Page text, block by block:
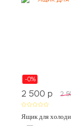
-0%
2 500 p 2
Ящик для